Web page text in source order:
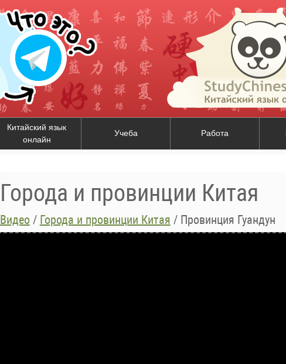
Китайский язык
онлайн
Учеба Работа
Города и провинции Китая
Видео / Города и провинции Китая / Провинция Гуандун